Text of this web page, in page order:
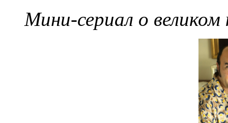
Мини-сериал о великом